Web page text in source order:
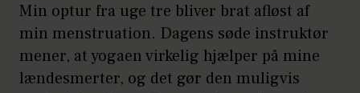
Min optur fra uge tre bliver brat afløst af
min menstruation. Dagens søde instruktør
mener, at yogaen virkelig hjælper på mine
lændesmerter, og det gør den muligvis